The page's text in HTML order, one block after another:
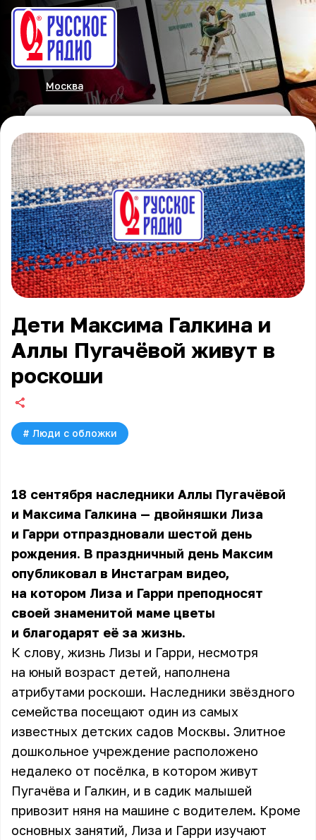
Москва
Дети Максима Галкина и
Аллы Пугачёвой живут в
роскоши
# Люди с обложки
18 сентября наследники Аллы Пугачёвой
и Максима Галкина — двойняшки Лиза
и Гарри отпраздновали шестой день
рождения. В праздничный день Максим
опубликовал в Инстаграм видео,
на котором Лиза и Гарри преподносят
своей знаменитой маме цветы
и благодарят её за жизнь.
К слову, жизнь Лизы и Гарри, несмотря
на юный возраст детей, наполнена
атрибутами роскоши. Наследники звёздного
семейства посещают один из самых
известных детских садов Москвы. Элитное
дошкольное учреждение расположено
недалеко от посёлка, в котором живут
Пугачёва и Галкин, и в садик малышей
привозит няня на машине с водителем. Кроме
основных занятий, Лиза и Гарри изучают